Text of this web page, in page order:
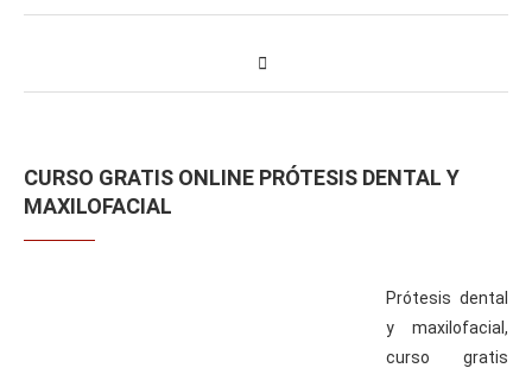
CURSO GRATIS ONLINE PRÓTESIS DENTAL Y
MAXILOFACIAL
Prótesis dental
y maxilofacial,
curso gratis